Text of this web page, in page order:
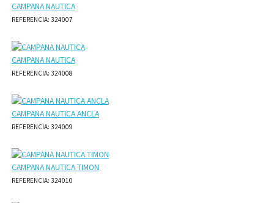
CAMPANA NAUTICA
REFERENCIA: 324007
CAMPANA NAUTICA
REFERENCIA: 324008
CAMPANA NAUTICA ANCLA
REFERENCIA: 324009
CAMPANA NAUTICA TIMON
REFERENCIA: 324010